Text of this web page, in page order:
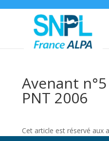
Avenant n°5
PNT 2006
Cet article est réservé aux